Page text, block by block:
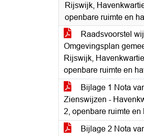
Rijswijk,
openbare ruimte en
Raadsvoorstel
Omgevingsplan
Rijswijk,
openbare ruimte en
Bijlage 1 Nota
Zienswijzen -
2, openbare ruimte en
Bijlage 2 Nota